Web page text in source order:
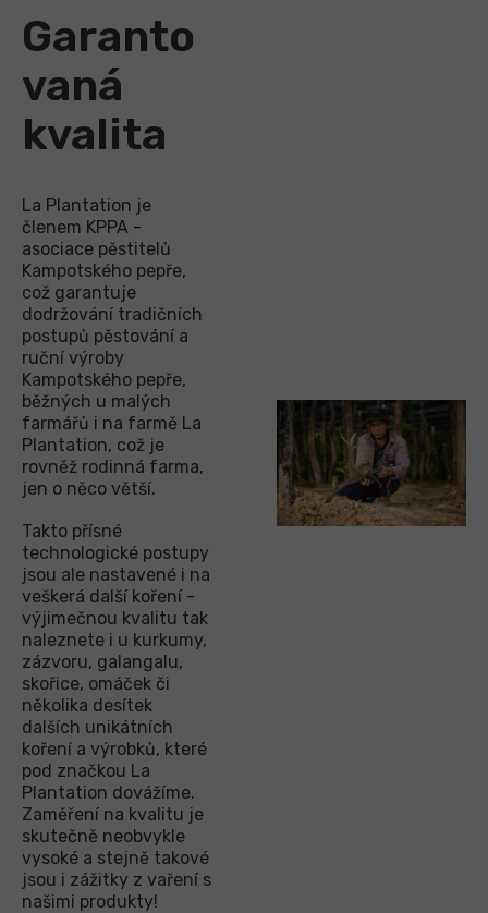
Garanto
vaná
kvalita
La Plantation je
členem KPPA -
asociace pěstitelů
Kampotského pepře,
což garantuje
dodržování tradičních
postupů pěstování a
ruční výroby
Kampotského pepře,
běžných u malých
farmářů i na farmě La
Plantation, což je
rovněž rodinná farma,
jen o něco větší.
Takto přísné
technologické postupy
jsou ale nastavené i na
veškerá další koření -
výjimečnou kvalitu tak
naleznete i u kurkumy,
zázvoru, galangalu,
skořice, omáček či
několika desítek
dalších unikátních
koření a výrobků, které
pod značkou La
Plantation dovážíme.
Zaměření na kvalitu je
skutečně neobvykle
vysoké a stejně takové
jsou i zážitky z vaření s
našimi produkty!